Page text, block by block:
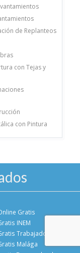
de Replanteos
con Tejas y
con Pintura
Gratis
INEM
Trabajadores
Malága